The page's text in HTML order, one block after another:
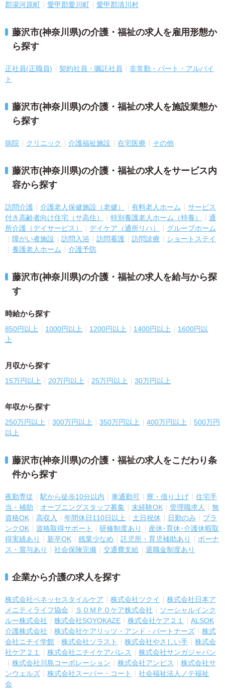
郡湯河原町
愛甲郡愛川町 愛甲郡清川村
藤沢市(神奈川県)の介護・福祉の求人を雇用形態か
ら探す
正社員(正職員) 契約社員・嘱託社員
非常勤・パート・アルバイ
ト
藤沢市(神奈川県)の介護・福祉の求人を施設業態か
ら探す
病院 クリニック 介護福祉施設 在宅医療 その他
藤沢市(神奈川県)の介護・福祉の求人をサービス内
容から探す
訪問介護 介護老人保健施設（老健） 有料老人ホーム
サービス
付き高齢者向け住宅（サ高住）
特別養護老人ホーム（特養）
通
所介護（デイサービス）
デイケア（通所リハ）
グループホーム
障がい者施設
訪問入浴 訪問看護 訪問診療
ショートステイ
養護老人ホーム
介護予防
藤沢市(神奈川県)の介護・福祉の求人を給与から探
す
時給から探す
850円以上 1000円以上 1200円以上 1400円以上
1600円以
上
月収から探す
15万円以上 20万円以上 25万円以上 30万円以上
年収から探す
250万円以上 300万円以上 350万円以上 400万円以上
500万円
以上
藤沢市(神奈川県)の介護・福祉の求人をこだわり条
件から探す
夜勤専従 駅から徒歩10分以内 車通勤可 寮・借り上げ
住宅手
当・補助
オープニングスタッフ募集 未経験OK 管理職求人
無
資格OK
高収入 年間休日110日以上 土日祝休 日勤のみ
ブラ
ンクOK
資格取得サポート 研修制度あり
産休･育休･介護休暇取
得実績あり
新卒OK 残業少なめ 託児所・育児補助あり
ボーナ
ス・賞与あり
社会保険完備 交通費支給 退職金制度あり
企業から介護の求人を探す
株式会社ベネッセスタイルケア 株式会社ツクイ
株式会社日本ア
メニティライフ協会
ＳＯＭＰＯケア株式会社
ソーシャルインク
ルー株式会社
株式会社SOYOKAZE 株式会社ケア２１
ALSOK
介護株式会社
株式会社ケアリッツ・アンド・パートナーズ
株式
会社ニチイ学館
株式会社ソラスト 株式会社やさしい手
株式会
社ケア２１
株式会社ニチイケアパレス
株式会社サンガジャパン
株式会社川島コーポレーション
株式会社アンビス
株式会社サ
ンウェルズ
株式会社スーパー・コート
社会福祉法人ノテ福祉
会